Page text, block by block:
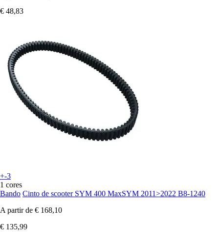
€ 48,83
+-3
1 cores
Bando Cinto de scooter SYM 400 MaxSYM 2011>2022 B8-1240
A partir de € 168,10
€ 135,99